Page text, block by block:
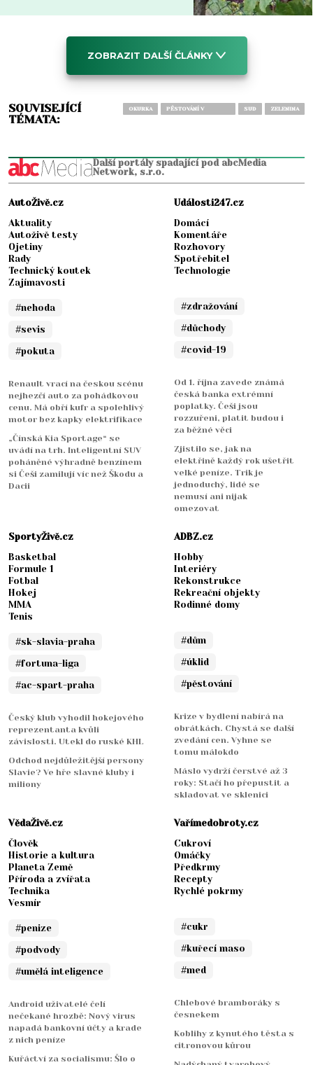
ZOBRAZIT DALŠÍ ČLÁNKY
SOUVISEJÍCÍ
TÉMATA:
OKURKA
PĚSTOVÁNÍ V
SUD ZELENINA
Další portály spadající pod abcMedia
Network, s.r.o.
AutoŽivě.cz
Aktuality
Autoživě testy
Ojetiny
Rady
Technický koutek
Zajímavosti
#nehoda
#sevis
#pokuta
Renault vrací na českou scénu
nejhezčí auto za pohádkovou
cenu. Má obří kufr a spolehlivý
motor bez kapky elektrifikace
„Čínská Kia Sportage“ se
uvádí na trh. Inteligentní SUV
poháněné výhradně benzínem
si Češi zamilují víc než Škodu a
Dacii
Události247.cz
Domácí
Komentáře
Rozhovory
Spotřebitel
Technologie
#zdražování
#důchody
#covid-19
Od 1. října zavede známá
česká banka extrémní
poplatky. Češi jsou
rozzuřeni, platit budou i
za běžné věci
Zjistilo se, jak na
elektřině každý rok ušetřit
velké peníze. Trik je
jednoduchý, lidé se
nemusí ani nijak
omezovat
SportyŽivě.cz
Basketbal
Formule 1
Fotbal
Hokej
MMA
Tenis
#sk-slavia-praha
#fortuna-liga
#ac-spart-praha
Český klub vyhodil hokejového
reprezentanta kvůli
závislosti. Utekl do ruské KHL
Odchod nejdůležitější persony
Slavie? Ve hře slavné kluby i
miliony
ADBZ.cz
Hobby
Interiéry
Rekonstrukce
Rekreační objekty
Rodinné domy
#dům
#úklid
#pěstování
Krize v bydlení nabírá na
obrátkách. Chystá se další
zvedání cen. Vyhne se
tomu málokdo
Máslo vydrží čerstvé až 3
roky: Stačí ho přepustit a
skladovat ve sklenici
VědaŽivě.cz
Člověk
Historie a kultura
Planeta Země
Příroda a zvířata
Technika
Vesmír
#penize
#podvody
#umělá inteligence
Android uživatelé čelí
nečekané hrozbě: Nový virus
napadá bankovní účty a krade
z nich peníze
Kuřáctví za socialismu: Šlo o
Vařímedobroty.cz
Cukroví
Omáčky
Předkrmy
Recepty
Rychlé pokrmy
#cukr
#kuřecí maso
#med
Chlebové bramboráky s
česnekem
Koblihy z kynutého těsta s
citronovou kůrou